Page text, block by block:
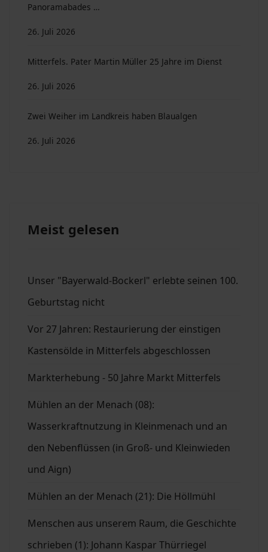
Panoramabades …
26. Juli 2026
Mitterfels. Pater Martin Müller 25 Jahre im Dienst
26. Juli 2026
Zwei Weiher im Landkreis haben Blaualgen
26. Juli 2026
Meist gelesen
Unser "Bayerwald-Bockerl" erlebte seinen 100.
Geburtstag nicht
Vor 27 Jahren: Restaurierung der einstigen
Kastensölde in Mitterfels abgeschlossen
Markterhebung - 50 Jahre Markt Mitterfels
Mühlen an der Menach (08):
Wasserkraftnutzung in Kleinmenach und an
den Nebenflüssen (in Groß- und Kleinwieden
und Aign)
Mühlen an der Menach (21): Die Höllmühl
Menschen aus unserem Raum, die Geschichte
schrieben (1): Johann Kaspar Thürriegel